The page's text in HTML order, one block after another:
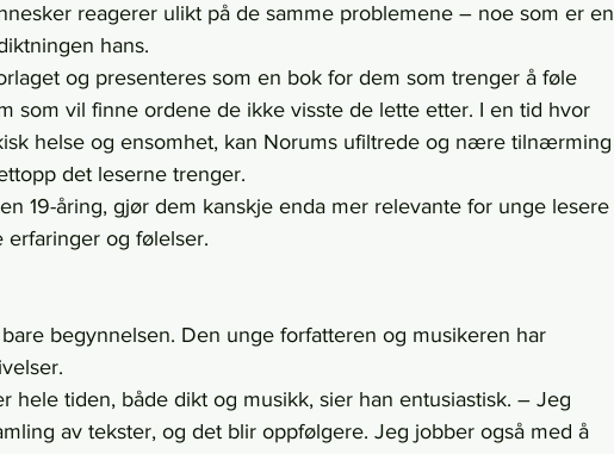
reagerer ulikt på de samme problemene – noe som er en
hans.
og presenteres som en bok for dem som trenger å føle
som vil finne ordene de ikke visste de lette etter. I en tid hvor
helse og ensomhet, kan Norums ufiltrede og nære tilnærming
det leserne trenger.
19-åring, gjør dem kanskje enda mer relevante for unge lesere
og følelser.
begynnelsen. Den unge forfatteren og musikeren har
hele tiden, både dikt og musikk, sier han entusiastisk. – Jeg
av tekster, og det blir oppfølgere. Jeg jobber også med å